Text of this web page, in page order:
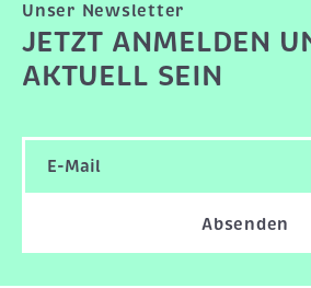
Unser Newsletter
JETZT ANMELDEN
AKTUELL SEIN
Absenden